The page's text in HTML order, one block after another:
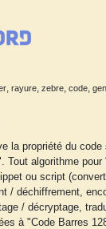
, rayure, zebre, code,
la propriété du code
Tout algorithme pour
ou script
/ déchiffrement,
/ décryptage,
à "Code Barres